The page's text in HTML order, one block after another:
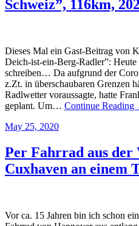
Schweiz”, 116km,
Dieses Mal ein Gast-Beitrag von
Deich-ist-ein-Berg-Radler”:
schreiben… Da aufgrund der
z.Zt. in überschaubaren Grenzen
Radlwetter voraussagte, hatte
geplant. Um… Continue Reading
May 25, 2020
Per Fahrrad aus der
Cuxhaven an einem
Vor ca. 15 Jahren bin ich schon